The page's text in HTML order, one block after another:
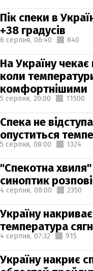
Пік спеки в
+38 градусів
6 серпня, 06:40 840
На Україну
коли
комфортнішими
5 серпня, 20:00 11500
Спека не
опуститься
5 серпня, 08:00 1324
"Спекотна
синоптик
4 серпня, 08:00 2350
Україну
температура
4 серпня, 07:32 915
Україну накриє